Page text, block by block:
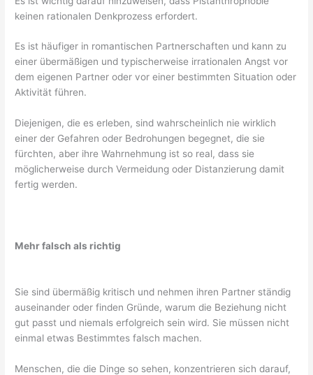
keinen rationalen Denkprozess erfordert.
Es ist häufiger in romantischen Partnerschaften und kann zu
einer übermäßigen und typischerweise irrationalen Angst vor
dem eigenen Partner oder vor einer bestimmten Situation oder
Aktivität führen.
Diejenigen, die es erleben, sind wahrscheinlich nie wirklich
einer der Gefahren oder Bedrohungen begegnet, die sie
fürchten, aber ihre Wahrnehmung ist so real, dass sie
möglicherweise durch Vermeidung oder Distanzierung damit
fertig werden.
Mehr falsch als richtig
Sie sind übermäßig kritisch und nehmen ihren Partner ständig
auseinander oder finden Gründe, warum die Beziehung nicht
gut passt und niemals erfolgreich sein wird. Sie müssen nicht
einmal etwas Bestimmtes falsch machen.
Menschen, die die Dinge so sehen, konzentrieren sich darauf,